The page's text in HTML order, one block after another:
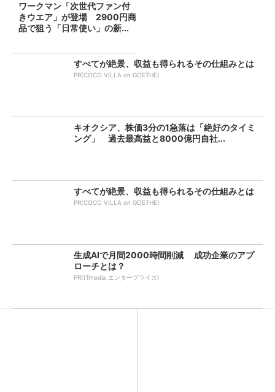
ワークマン「次世代ファン付
きウエア」が登場 2900円商
品で狙う「日常使い」の新...
すべてが絶景、収益も得られるその仕組みとは
PR(COCO VILLA on GOETHE)
キオクシア、株価3分の1急落は「絶好のタイミ
ング」 過去最高益と8000億円自社...
すべてが絶景、収益も得られるその仕組みとは
PR(COCO VILLA on GOETHE)
生成AIで月間2000時間削減 成功企業のアプ
ローチとは？
PR(ITmedia エンタープライズ)